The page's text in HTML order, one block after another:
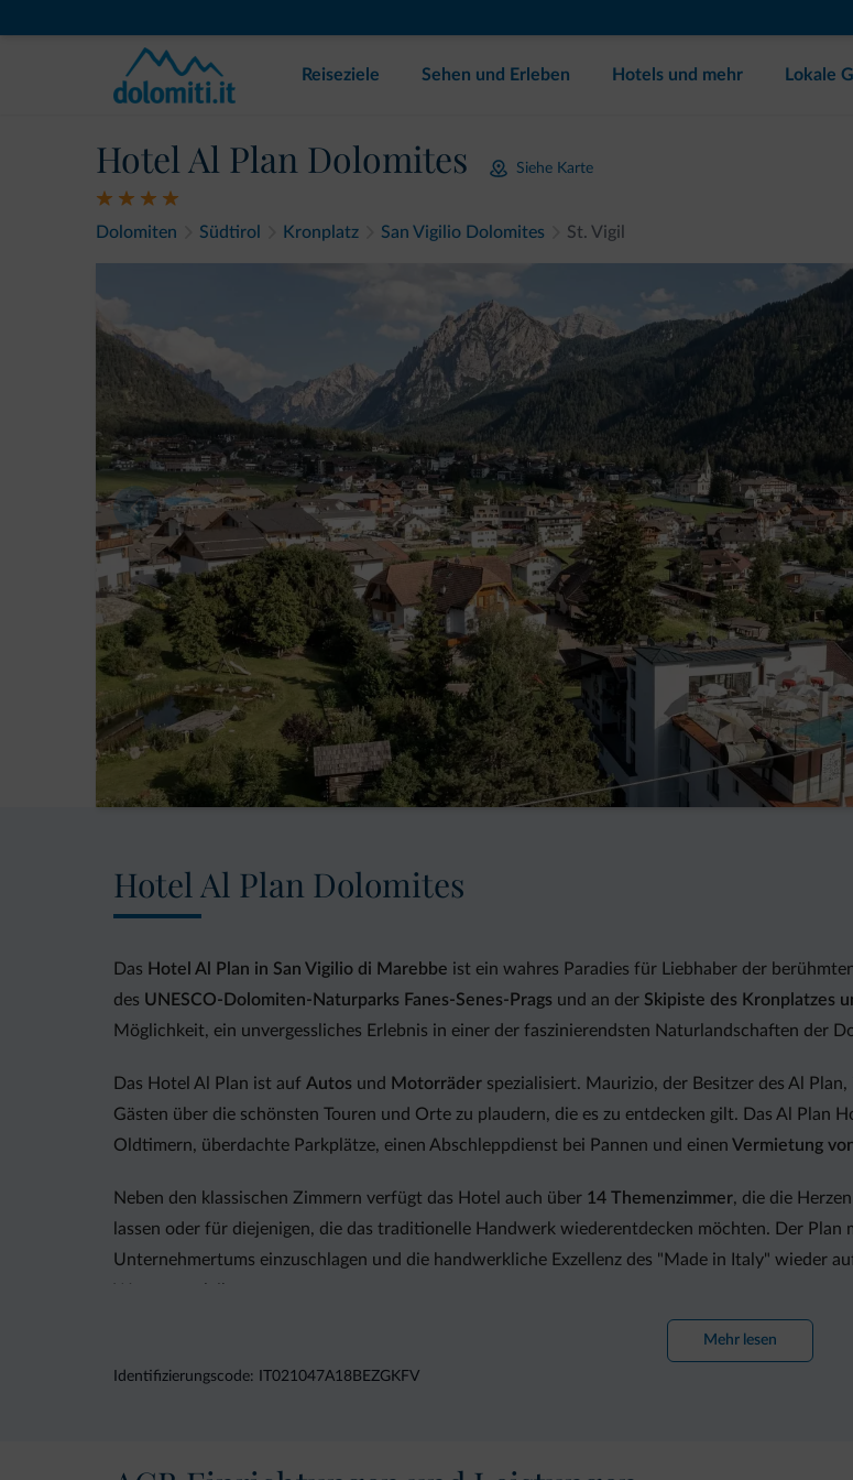
Reiseziele Sehen und Erleben Hotels und mehr Lokale
Hotel Al Plan Dolomites Siehe Karte
Dolomiten Südtirol Kronplatz San Vigilio Dolomites St. Vigil
Hotel Al Plan Dolomites
Das Hotel Al Plan in San Vigilio di Marebbe ist ein wahres Paradies für Liebhaber der
des UNESCO-Dolomiten-Naturparks Fanes-Senes-Prags und an der Skipiste des Kronplatzes
Möglichkeit, ein unvergessliches Erlebnis in einer der faszinierendsten Naturlandschaften der
Das Hotel Al Plan ist auf Autos und Motorräder spezialisiert. Maurizio, der Besitzer des Al
Gästen über die schönsten Touren und Orte zu plaudern, die es zu entdecken gilt. Das Al Plan
Oldtimern, überdachte Parkplätze, einen Abschleppdienst bei Pannen und einen Vermietung
Neben den klassischen Zimmern verfügt das Hotel auch über 14 Themenzimmer, die die
lassen oder für diejenigen, die das traditionelle Handwerk wiederentdecken möchten. Der Plan
Unternehmertums einzuschlagen und die handwerkliche Exzellenz des "Made in Italy" wieder
Themenzimmer Ducati, Vespa und
Ihnen ein realistisches und authentisches Erlebnis zu bieten, bei dem Sie das Gefühl haben, Ihr
Mehr lesen
Identifizierungscode: IT021047A18BEZGKFV